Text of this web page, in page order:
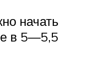
начать
в 5—5,5